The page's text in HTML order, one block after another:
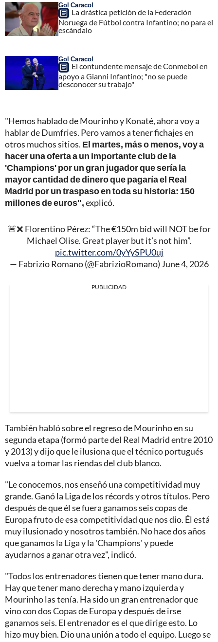
Gol Caracol
La drástica petición de la Federación
Noruega de Fútbol contra Infantino; no para el
escándalo
Gol Caracol
El contundente mensaje de Conmebol en
apoyo a Gianni Infantino; "no se puede
desconocer su trabajo"
"Hemos hablado de Mourinho y Konaté, ahora voy a
hablar de Dumfries. Pero vamos a tener fichajes en
otros muchos sitios. El martes, más o menos, voy a
hacer una oferta a un importante club de la
'Champions' por un gran jugador que sería la
mayor cantidad de dinero que pagaría el Real
Madrid por un traspaso en toda su historia: 150
millones de euros",explicó.
🚨❌ Florentino Pérez: “The €150m bid will NOT be for
Michael Olise. Great player but it’s not him”.
pic.twitter.com/0yYySPU0uj
— Fabrizio Romano (@FabrizioRomano) June 4, 2026
PUBLICIDAD
También habló sobre el regreso de Mourinho en su
segunda etapa (formó parte del Real Madrid entre 2010
y 2013) y dijo que le ilusiona que el técnico portugués
vuelva a tomar las riendas del club blanco.
"Le conocemos, nos enseñó una competitividad muy
grande. Ganó la Liga de los récords y otros títulos. Pero
después de que él se fuera ganamos seis copas de
Europa fruto de esa competitividad que nos dio. Él está
muy ilusionado y nosotros también. No hace dos años
que ganamos la Liga y la 'Champions' y puede
ayudarnos a ganar otra vez", indicó.
"Todos los entrenadores tienen que tener mano dura.
Hay que tener mano derecha y mano izquierda y
Mourinho las tenía. Ha sido un gran entrenador que
vino con dos Copas de Europa y después de irse
ganamos seis. El entrenador es el que dirige esto. Lo
hizo muy bien. Dio una unión a todo el equipo. Luego se